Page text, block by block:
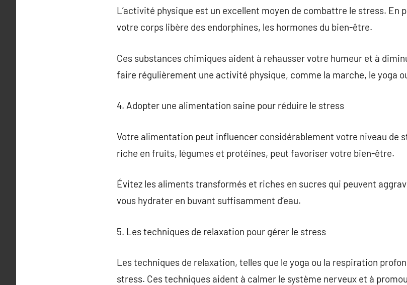
L’activité physique est un excellent moyen de combattre le stress. En
votre corps libère des endorphines, les hormones du bien-être.
Ces substances chimiques aident à rehausser votre humeur et à
faire régulièrement une activité physique, comme la marche, le yoga
4. Adopter une alimentation saine pour réduire le stress
Votre alimentation peut influencer considérablement votre niveau de
riche en fruits, légumes et protéines, peut favoriser votre bien-être.
Évitez les aliments transformés et riches en sucres qui peuvent
vous hydrater en buvant suffisamment d’eau.
5. Les techniques de relaxation pour gérer le stress
Les techniques de relaxation, telles que le yoga ou la respiration
stress. Ces techniques aident à calmer le système nerveux et à